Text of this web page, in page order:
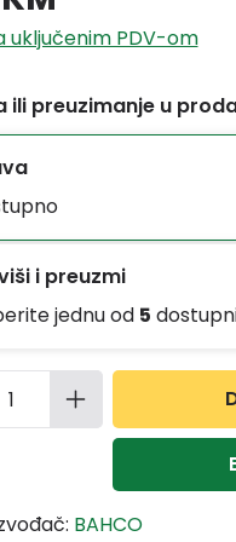
uključenim PDV-om
ili preuzimanje u
i preuzmi
jednu od 5
proizvoda:
BAHCO